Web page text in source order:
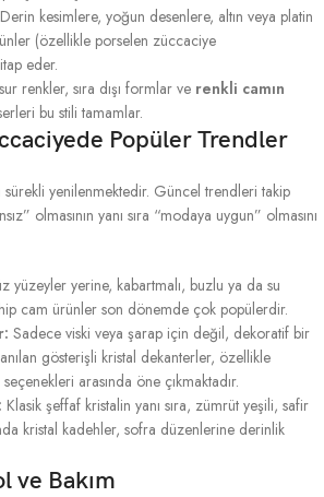
Derin kesimlere, yoğun desenlere, altın veya platin
(özellikle porselen züccaciye
eder.
renkler, sıra dışı formlar ve renkli camın
bu stili tamamlar.
Popüler Trendler
sürekli yenilenmektedir. Güncel trendleri takip
olmasının yanı sıra “modaya uygun” olmasını
yüzeyler yerine, kabartmalı, buzlu ya da su
cam ürünler son dönemde çok popülerdir.
Sadece viski veya şarap için değil, dekoratif bir
gösterişli kristal dekanterler, özellikle
seçenekleri arasında öne çıkmaktadır.
Klasik şeffaf kristalin yanı sıra, zümrüt yeşili, safir
kristal kadehler, sofra düzenlerine derinlik
ve Bakım